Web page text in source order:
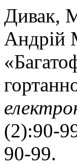
Дивак,
Андрій
(2):90-
90-99.